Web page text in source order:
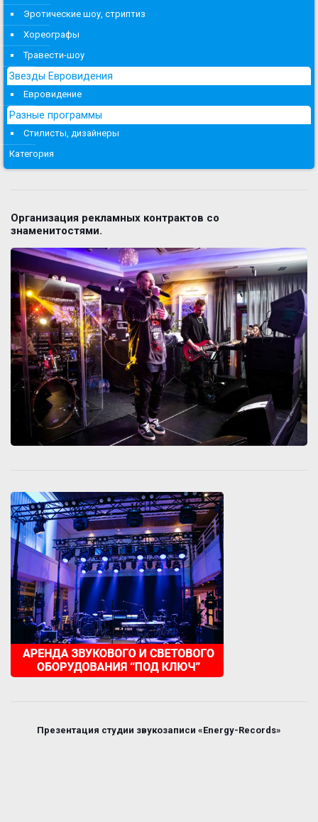
Эротические шоу, стриптиз
Хореографы
Травести-шоу
Звезды Евровидения
Евровидение
Разные программы
Стилисты, дизайнеры
Категория
Организация рекламных контрактов со
знаменитостями.
Презентация студии звукозаписи «Energy-Records»